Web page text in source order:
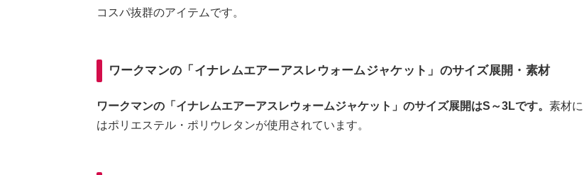
コスパ抜群のアイテムです。
ワークマンの「イナレムエアーアスレウォームジャケット」のサイズ展開・素材
ワークマンの「イナレムエアーアスレウォームジャケット」のサイズ展開はS～3Lです。 素材に
はポリエステル・ポリウレタンが使用されています。